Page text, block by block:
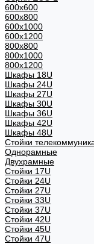
600x600
600x800
600х1000
600х1200
800x800
800х1000
800х1200
Шкафы 18U
Шкафы 24U
Шкафы 27U
Шкафы 30U
Шкафы 36U
Шкафы 42U
Шкафы 48U
Стойки
Однорамные
Двухрамные
Стойки 17U
Стойки 24U
Стойки 27U
Стойки 33U
Стойки 37U
Стойки 42U
Стойки 45U
Стойки 47U